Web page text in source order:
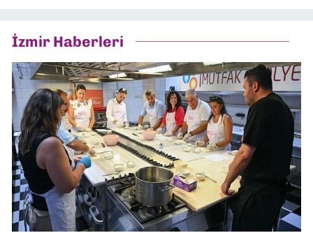
İzmir Haberleri